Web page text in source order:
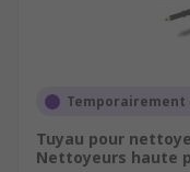
Tuyau pour
Nettoyeurs haute